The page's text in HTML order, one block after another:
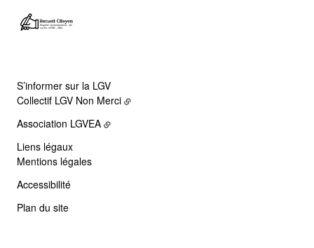
S’informer sur la LGV
Collectif LGV Non Merci
Association LGVEA
Liens légaux
Mentions légales
Accessibilité
Plan du site